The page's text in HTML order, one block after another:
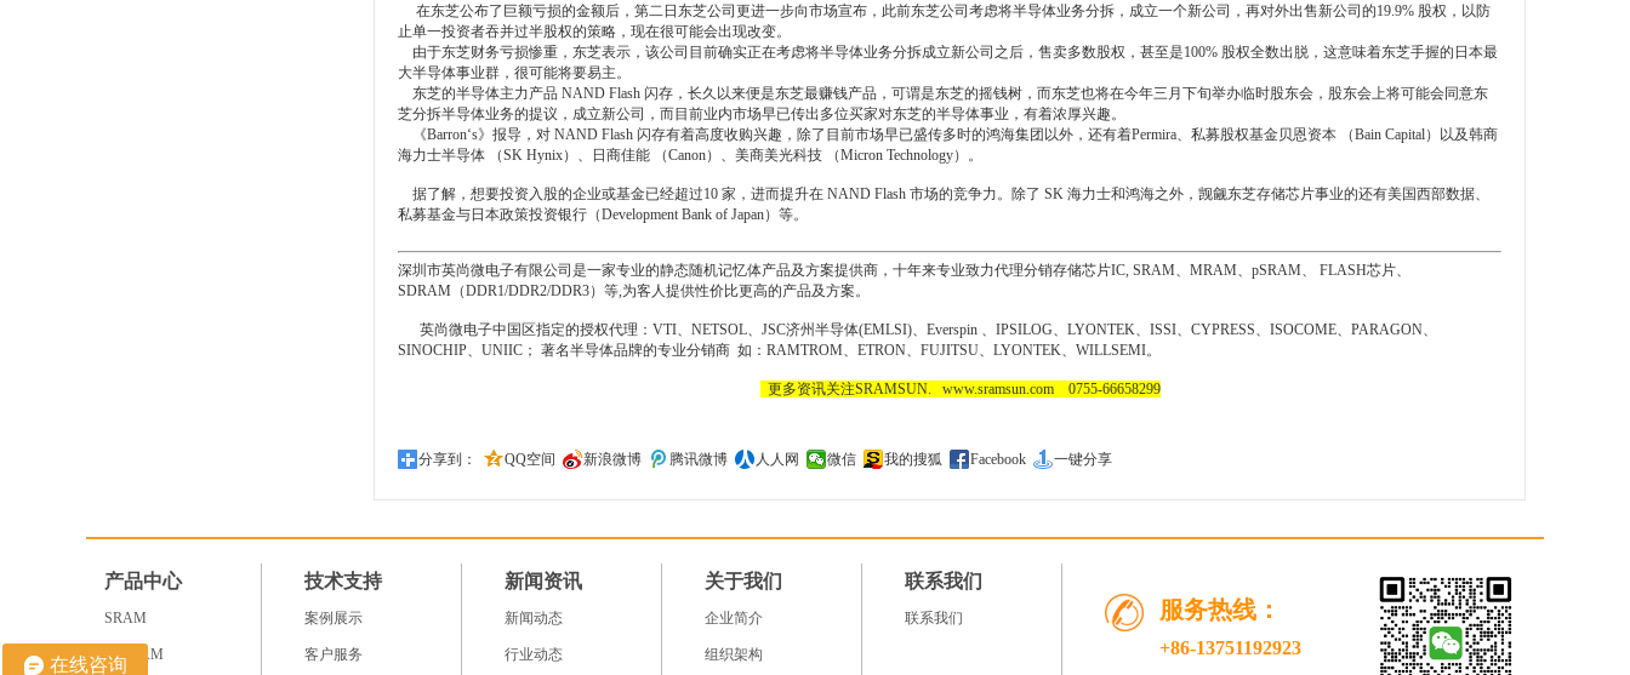
在东芝公布了巨额亏损的金额后，第二日东芝公司更进一步向市场宣布，此前东芝公司考虑将半导体业务分拆，成立一个新公司，再对外出售新公司的19.9% 股权，以防
止单一投资者吞并过半股权的策略，现在很可能会出现改变。
由于东芝财务亏损惨重，东芝表示，该公司目前确实正在考虑将半导体业务分拆成立新公司之后，售卖多数股权，甚至是100% 股权全数出脱，这意味着东芝手握的日本最
大半导体事业群，很可能将要易主。
东芝的半导体主力产品 NAND Flash 闪存，长久以来便是东芝最赚钱产品，可谓是东芝的摇钱树，而东芝也将在今年三月下旬举办临时股东会，股东会上将可能会同意东
芝分拆半导体业务的提议，成立新公司，而目前业内市场早已传出多位买家对东芝的半导体事业，有着浓厚兴趣。
《Barron‘s》报导，对 NAND Flash 闪存有着高度收购兴趣，除了目前市场早已盛传多时的鸿海集团以外，还有着Permira、私募股权基金贝恩资本 （Bain Capital）以及韩商
海力士半导体 （SK Hynix）、日商佳能 （Canon）、美商美光科技 （Micron Technology）。
据了解，想要投资入股的企业或基金已经超过10 家，进而提升在 NAND Flash 市场的竞争力。除了 SK 海力士和鸿海之外，觊觎东芝存储芯片事业的还有美国西部数据、
私募基金与日本政策投资银行（Development Bank of Japan）等。
深圳市英尚微电子有限公司是一家专业的静态随机记忆体产品及方案提供商，十年来专业致力代理分销存储芯片IC, SRAM、MRAM、pSRAM、 FLASH芯片、
SDRAM（DDR1/DDR2/DDR3）等,为客人提供性价比更高的产品及方案。
英尚微电子中国区指定的授权代理：VTI、NETSOL、 JSC济州半导体(EMLSI)、 Everspin 、IPSILOG、LYONTEK、ISSI、CYPRESS、ISOCOME、PARAGON、
SINOCHIP、UNIIC； 著名半导体品牌的专业分销商 如：RAMTROM、ETRON、FUJITSU、LYONTEK、WILLSEMI。
更多资讯关注SRAMSUN. www.sramsun.com 0755-66658299
分享到： QQ空间 新浪微博 腾讯微博 人人网 微信 我的搜狐 Facebook 一键分享
产品中心
SRAM
NV RAM
技术支持
案例展示
客户服务
新闻资讯
新闻动态
行业动态
关于我们
企业简介
组织架构
联系我们
联系我们 服务热线：
+86-13751192923
在线咨询